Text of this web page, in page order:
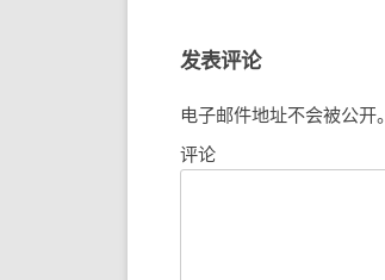
发表评论
电子邮件地址不会被公开。
评论